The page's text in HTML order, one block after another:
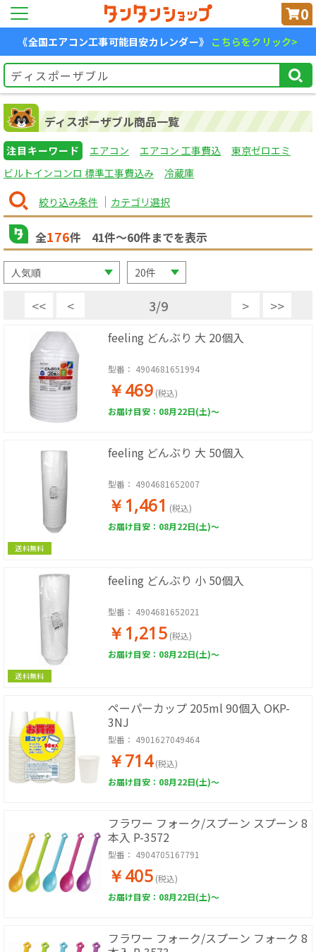
0
《全国エアコン工事可能目安カレンダー》 こちらをクリック>
ディスポーザブル商品一覧
注目キーワード エアコン エアコン 工事費込
東京ゼロエミ
ビルトインコンロ 標準工事費込み
冷蔵庫
絞り込み条件 カテゴリ選択
全176件 41件〜60件までを表示
<< < 3/9 > >>
feeling どんぶり 大 20個入
型番： 4904681651994
￥469 (税込)
お届け目安：08月22日(土)～
送料無料
feeling どんぶり 大 50個入
型番： 4904681652007
￥1,461 (税込)
お届け目安：08月22日(土)～
送料無料
feeling どんぶり 小 50個入
型番： 4904681652021
￥1,215 (税込)
お届け目安：08月22日(土)～
ペーパーカップ 205ml 90個入 OKP-
3NJ
型番： 4901627049464
￥714 (税込)
お届け目安：08月22日(土)～
フラワー フォーク/スプーン スプーン 8
本入 P-3572
型番： 4904705167791
￥405 (税込)
お届け目安：08月22日(土)～
フラワー フォーク/スプーン フォーク 8